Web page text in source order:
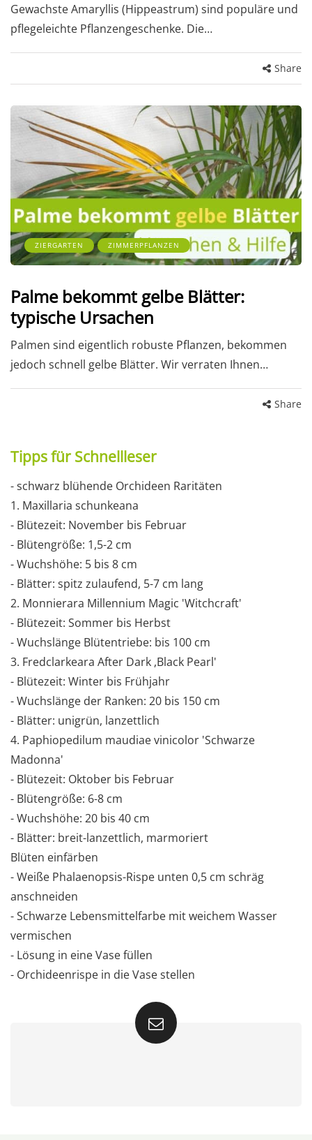
Gewachste Amaryllis (Hippeastrum) sind populäre und
pflegeleichte Pflanzengeschenke. Die…
Share
ZIERGARTEN ZIMMERPFLANZEN
Palme bekommt gelbe Blätter:
typische Ursachen
Palmen sind eigentlich robuste Pflanzen, bekommen
jedoch schnell gelbe Blätter. Wir verraten Ihnen…
Share
Tipps für Schnellleser
- schwarz blühende Orchideen Raritäten
1. Maxillaria schunkeana
- Blütezeit: November bis Februar
- Blütengröße: 1,5-2 cm
- Wuchshöhe: 5 bis 8 cm
- Blätter: spitz zulaufend, 5-7 cm lang
2. Monnierara Millennium Magic 'Witchcraft'
- Blütezeit: Sommer bis Herbst
- Wuchslänge Blütentriebe: bis 100 cm
3. Fredclarkeara After Dark ,Black Pearl'
- Blütezeit: Winter bis Frühjahr
- Wuchslänge der Ranken: 20 bis 150 cm
- Blätter: unigrün, lanzettlich
4. Paphiopedilum maudiae vinicolor 'Schwarze
Madonna'
- Blütezeit: Oktober bis Februar
- Blütengröße: 6-8 cm
- Wuchshöhe: 20 bis 40 cm
- Blätter: breit-lanzettlich, marmoriert
Blüten einfärben
- Weiße Phalaenopsis-Rispe unten 0,5 cm schräg
anschneiden
- Schwarze Lebensmittelfarbe mit weichem Wasser
vermischen
- Lösung in eine Vase füllen
- Orchideenrispe in die Vase stellen